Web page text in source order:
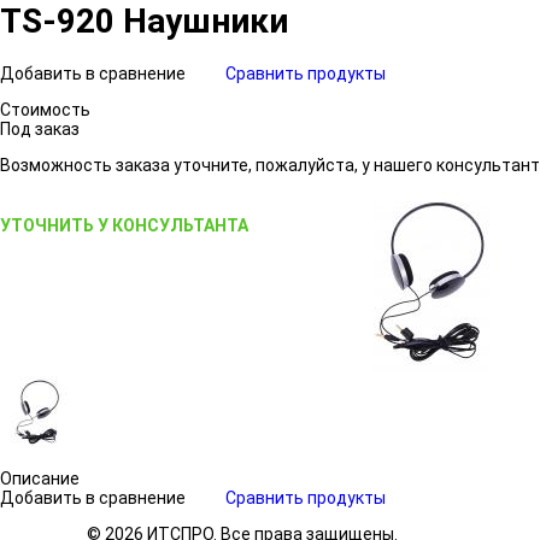
TS-920 Наушники
Добавить в сравнение
Сравнить продукты
Стоимость
Под заказ
Возможность заказа уточните, пожалуйста, у нашего
УТОЧНИТЬ У КОНСУЛЬТАНТА
Описание
Добавить в сравнение
Сравнить продукты
© 2026 ИТСПРО. Все права защищены.